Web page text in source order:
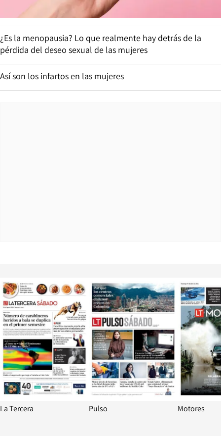
¿Es la menopausia? Lo que realmente hay detrás de la
pérdida del deseo sexual de las mujeres
Así son los infartos en las mujeres
Opens in new window
La Tercera
Opens in
Pulso Motores